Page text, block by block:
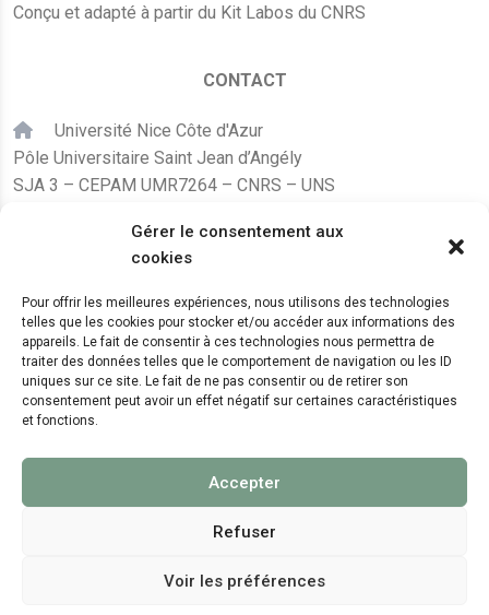
Gérer le consentement aux
cookies
Pour offrir les meilleures expériences, nous utilisons des technologies
telles que les cookies pour stocker et/ou accéder aux informations des
appareils. Le fait de consentir à ces technologies nous permettra de
traiter des données telles que le comportement de navigation ou les ID
uniques sur ce site. Le fait de ne pas consentir ou de retirer son
consentement peut avoir un effet négatif sur certaines caractéristiques
et fonctions.
Accepter
Refuser
Voir les préférences
Conçu et adapté à partir du Kit Labos du CNRS
CONTACT
Université Nice Côte d'Azur
Pôle Universitaire Saint Jean d’Angély
SJA 3 – CEPAM UMR7264 – CNRS – UNS
+33 (0)4 89 15 24 08
LE CEPAM EST HÉBERGÉ PAR
© 2024 Copyright:CEPAM UMR7264, CNRS, CNRS